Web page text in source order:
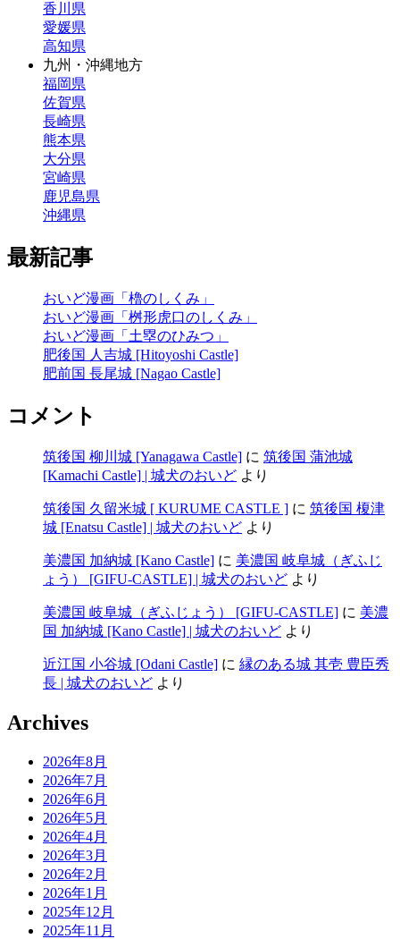
香川県
愛媛県
高知県
九州・沖縄地方
福岡県
佐賀県
長崎県
熊本県
大分県
宮崎県
鹿児島県
沖縄県
最新記事
おいど漫画「櫓のしくみ」
おいど漫画「桝形虎口のしくみ」
おいど漫画「土塁のひみつ」
肥後国 人吉城 [Hitoyoshi Castle]
肥前国 長尾城 [Nagao Castle]
コメント
筑後国 柳川城 [Yanagawa Castle] に 筑後国 蒲池城
[Kamachi Castle] | 城犬のおいど より
筑後国 久留米城 [ KURUME CASTLE ] に 筑後国 榎津
城 [Enatsu Castle] | 城犬のおいど より
美濃国 加納城 [Kano Castle] に 美濃国 岐阜城（ぎふじ
ょう） [GIFU-CASTLE] | 城犬のおいど より
美濃国 岐阜城（ぎふじょう） [GIFU-CASTLE] に 美濃
国 加納城 [Kano Castle] | 城犬のおいど より
近江国 小谷城 [Odani Castle] に 縁のある城 其壱 豊臣秀
長 | 城犬のおいど より
Archives
2026年8月
2026年7月
2026年6月
2026年5月
2026年4月
2026年3月
2026年2月
2026年1月
2025年12月
2025年11月